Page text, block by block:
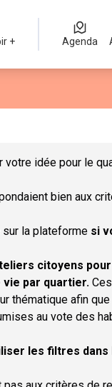
+ Agenda
votre idée pour le
bien aux
la plateforme si
citoyens pour
par quartier.
thématique afin que
au vote des
les filtres dans